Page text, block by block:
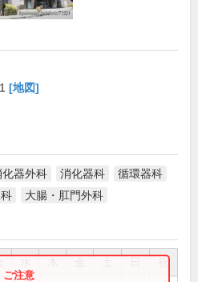
[地図]
化器外科 消化器科
循環器科
大腸・肛門外科
祝